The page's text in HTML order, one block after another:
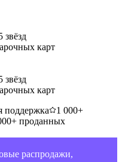
звёзд
карт
звёзд
карт
поддержка
1 000+
проданных
распродажи,